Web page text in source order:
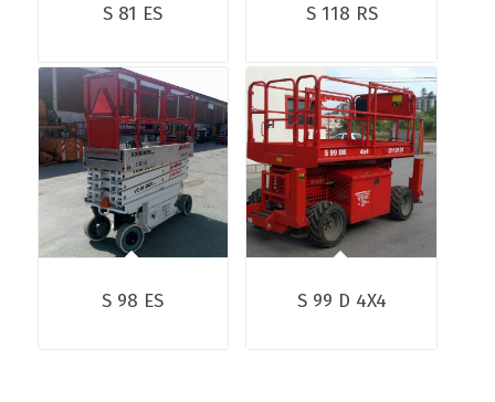
S 81 ES S 118 RS
S 98 ES S 99 D 4X4